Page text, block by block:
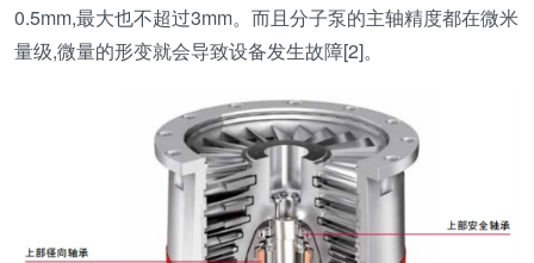
0.5mm,最大也不超过3mm。而且分子泵的主轴精度都在微米
量级,微量的形变就会导致设备发生故障[2]。